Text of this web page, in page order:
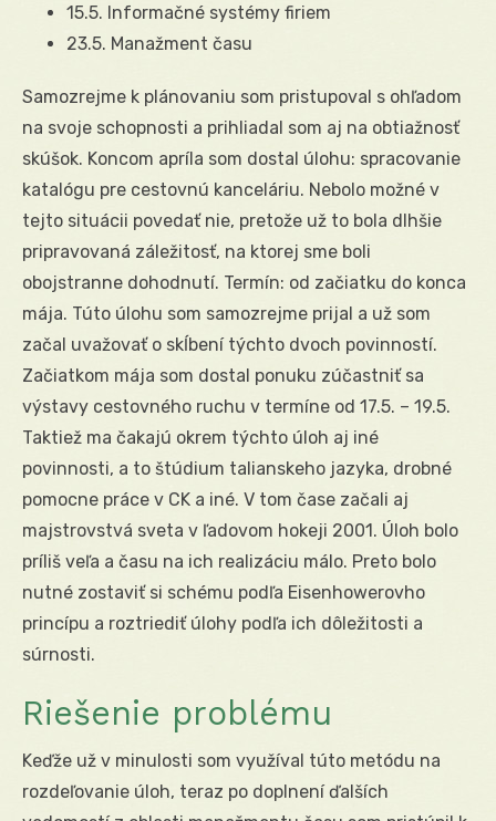
15.5. Informačné systémy firiem
23.5. Manažment času
Samozrejme k plánovaniu som pristupoval s ohľadom
na svoje schopnosti a prihliadal som aj na obtiažnosť
skúšok. Koncom apríla som dostal úlohu: spracovanie
katalógu pre cestovnú kanceláriu. Nebolo možné v
tejto situácii povedať nie, pretože už to bola dlhšie
pripravovaná záležitosť, na ktorej sme boli
obojstranne dohodnutí. Termín: od začiatku do konca
mája. Túto úlohu som samozrejme prijal a už som
začal uvažovať o skĺbení týchto dvoch povinností.
Začiatkom mája som dostal ponuku zúčastniť sa
výstavy cestovného ruchu v termíne od 17.5. – 19.5.
Taktiež ma čakajú okrem týchto úloh aj iné
povinnosti, a to štúdium talianskeho jazyka, drobné
pomocne práce v CK a iné. V tom čase začali aj
majstrovstvá sveta v ľadovom hokeji 2001. Úloh bolo
príliš veľa a času na ich realizáciu málo. Preto bolo
nutné zostaviť si schému podľa Eisenhowerovho
princípu a roztriediť úlohy podľa ich dôležitosti a
súrnosti.
Riešenie problému
Keďže už v minulosti som využíval túto metódu na
rozdeľovanie úloh, teraz po doplnení ďalších